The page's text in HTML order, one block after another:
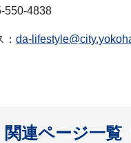
550-4838
da-
関連ページ一覧
開く